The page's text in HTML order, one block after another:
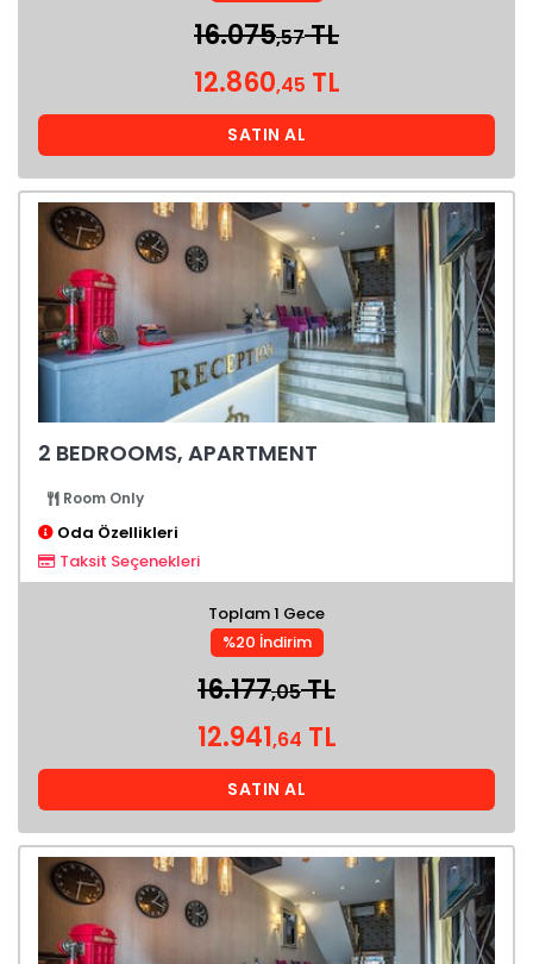
16.075,57TL
12.860,45 TL
SATIN AL
2 BEDROOMS, APARTMENT
Room Only
Oda Özellikleri
Taksit Seçenekleri
Toplam 1 Gece
%20 İndirim
16.177,05TL
12.941,64 TL
SATIN AL